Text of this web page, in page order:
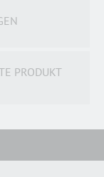
PRODUKT